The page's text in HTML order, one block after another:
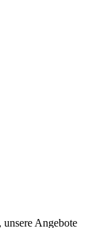
Angebote